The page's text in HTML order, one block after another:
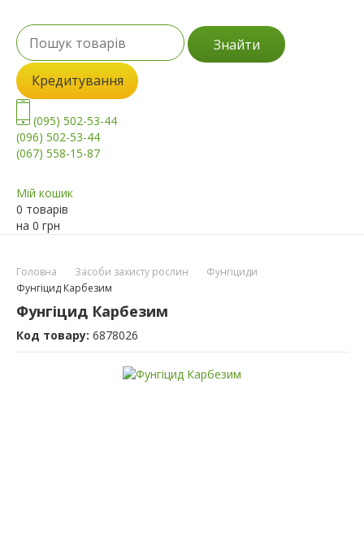
Знайти
Кредитування
(095) 502-53-44
(096) 502-53-44
(067) 558-15-87
Мій кошик
0 товарів
на 0 грн
Головна Засоби захисту рослин
Фунгіциди
Фунгіцид Карбезим
Фунгіцид Карбезим
Код товару: 6878026